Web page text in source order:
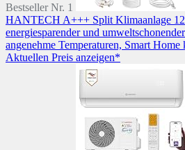
Bestseller Nr. 1
HANTECH A+++ Split Klimaanlage
energiesparender und
angenehme Temperaturen, Smart Home
Aktuellen Preis anzeigen*